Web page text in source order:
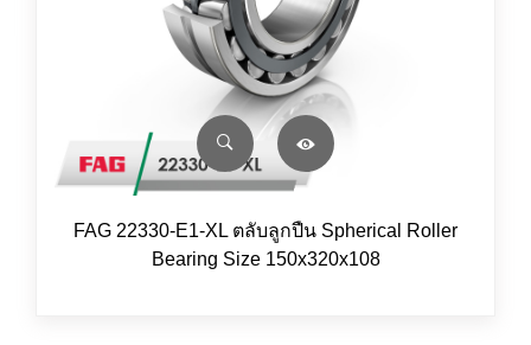
FAG 22330-E1-XL ตลับลูกปืน Spherical Roller
Bearing Size 150x320x108